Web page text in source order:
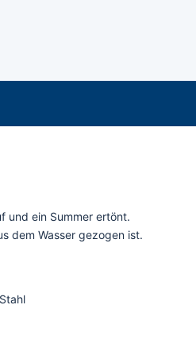
und ein Summer ertönt.
dem Wasser gezogen ist.